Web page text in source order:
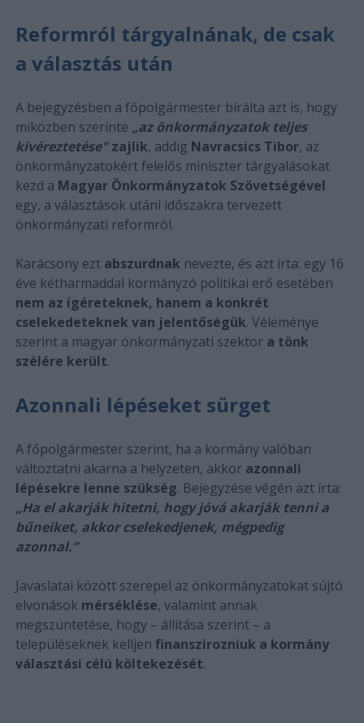
Reformról tárgyalnának, de csak
a választás után
A bejegyzésben a főpolgármester bírálta azt is, hogy
miközben szerinte „az önkormányzatok teljes
kivéreztetése"zajlik, addig Navracsics Tibor, az
önkormányzatokért felelős miniszter tárgyalásokat
kezd a Magyar Önkormányzatok Szövetségével
egy, a választások utáni időszakra tervezett
önkormányzati reformról.
Karácsony ezt abszurdnak nevezte, és azt írta: egy 16
éve kétharmaddal kormányzó politikai erő esetében
nem az ígéreteknek, hanem a konkrét
cselekedeteknek van jelentőségük. Véleménye
szerint a magyar önkormányzati szektor a tönk
szélére került.
Azonnali lépéseket sürget
A főpolgármester szerint, ha a kormány valóban
változtatni akarna a helyzeten, akkor azonnali
lépésekre lenne szükség. Bejegyzése végén azt írta:
„Ha el akarják hitetni, hogy jóvá akarják tenni a
bűneiket, akkor cselekedjenek, mégpedig
azonnal.”
Javaslatai között szerepel az önkormányzatokat sújtó
elvonások mérséklése, valamint annak
megszüntetése, hogy – állítása szerint – a
településeknek kelljen finanszírozniuk a kormány
választási célú költekezését.